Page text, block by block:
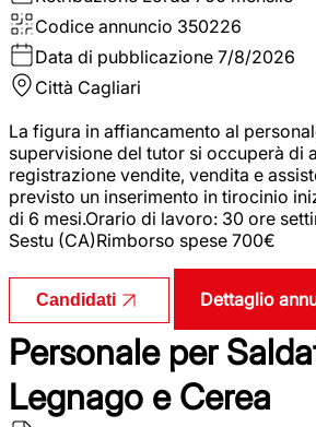
Codice annuncio 350226
Data di pubblicazione 7/8/2026
Città Cagliari
La figura in affiancamento al
supervisione del tutor si occuperà di
registrazione vendite, vendita e
previsto un inserimento in tirocinio
di 6 mesi.Orario di lavoro: 30 ore
Sestu (CA)Rimborso spese 700€
Candidati Dettaglio
Personale per
Legnago e Cerea